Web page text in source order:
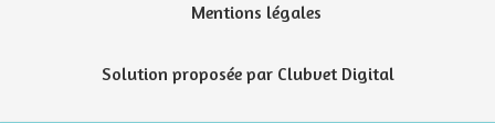
Mentions légales
Solution proposée par Clubvet Digital